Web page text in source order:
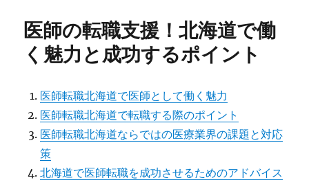
医師の転職支援！北海道で働
く魅力と成功するポイント
医師転職北海道で医師として働く魅力
医師転職北海道で転職する際のポイント
医師転職北海道ならではの医療業界の課題と対応
策
北海道で医師転職を成功させるためのアドバイス